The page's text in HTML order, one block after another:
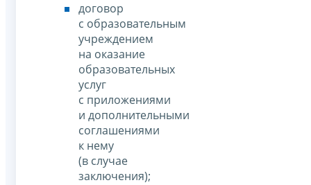
договор
с образовательным
учреждением
на оказание
образовательных
услуг
с приложениями
и дополнительными
соглашениями
к нему
(в случае
заключения);